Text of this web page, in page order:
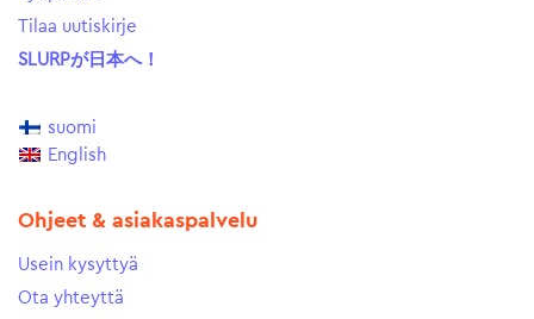
Tilaa uutiskirje
SLURPが日本へ！
suomi
English
Ohjeet & asiakaspalvelu
Usein kysyttyä
Ota yhteyttä